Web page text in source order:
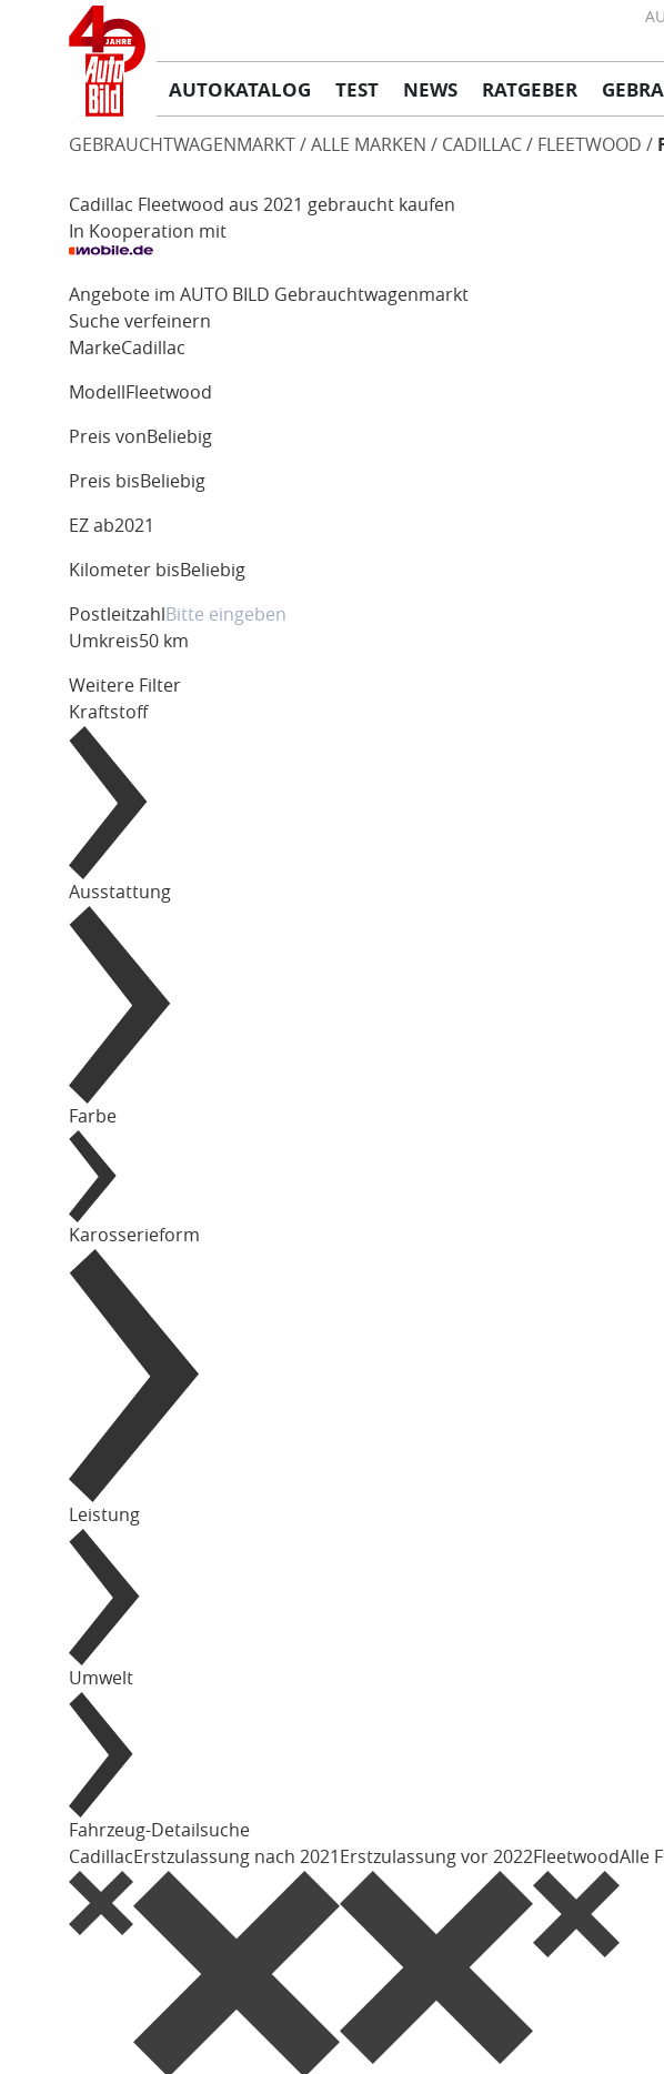
AUTOKATALOG TEST NEWS RATGEBER
GEBRAUCHTWAGENMARKT ALLE MARKEN CADILLAC FLEETWOOD
Cadillac Fleetwood aus 2021 gebraucht kaufen
In Kooperation mit
Angebote im AUTO BILD Gebrauchtwagenmarkt
Suche verfeinern
MarkeCadillac
Modell Fleetwood
Preis von Beliebig
Preis bis Beliebig
EZ ab2021
Kilometer bis Beliebig
Postleitzahl
Umkreis50 km
Weitere Filter
Kraftstoff
Ausstattung
Farbe
Karosserieform
Leistung
Umwelt
Fahrzeug-Detailsuche
CadillacErstzulassung nach 2021 Erstzulassung vor 2022FleetwoodAlle